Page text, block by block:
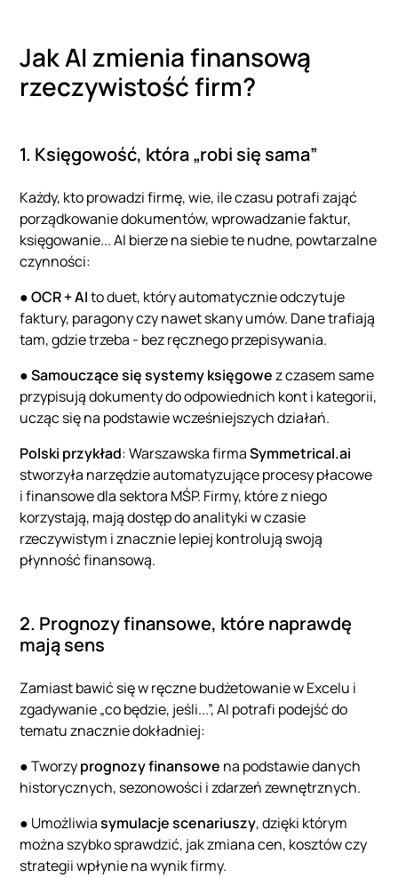
Jak AI zmienia finansową
rzeczywistość firm?
1. Księgowość, która „robi się sama”
Każdy, kto prowadzi firmę, wie, ile czasu potrafi zająć
porządkowanie dokumentów, wprowadzanie faktur,
księgowanie... AI bierze na siebie te nudne, powtarzalne
czynności:
●OCR + AIto duet, który automatycznie odczytuje
faktury, paragony czy nawet skany umów. Dane trafiają
tam, gdzie trzeba - bez ręcznego przepisywania.
●Samouczące się systemy księgowez czasem same
przypisują dokumenty do odpowiednich kont i kategorii,
ucząc się na podstawie wcześniejszych działań.
Polski przykład: Warszawska firmaSymmetrical.ai
stworzyła narzędzie automatyzujące procesy płacowe
i finansowe dla sektora MŚP. Firmy, które z niego
korzystają, mają dostęp do analityki w czasie
rzeczywistym i znacznie lepiej kontrolują swoją
płynność finansową.
2. Prognozy finansowe, które naprawdę
mają sens
Zamiast bawić się w ręczne budżetowanie w Excelu i
zgadywanie „co będzie, jeśli...”, AI potrafi podejść do
tematu znacznie dokładniej:
● Tworzyprognozy finansowe na podstawie danych
historycznych, sezonowości i zdarzeń zewnętrznych.
● Umożliwiasymulacje scenariuszy, dzięki którym
można szybko sprawdzić, jak zmiana cen, kosztów czy
strategii wpłynie na wynik firmy.